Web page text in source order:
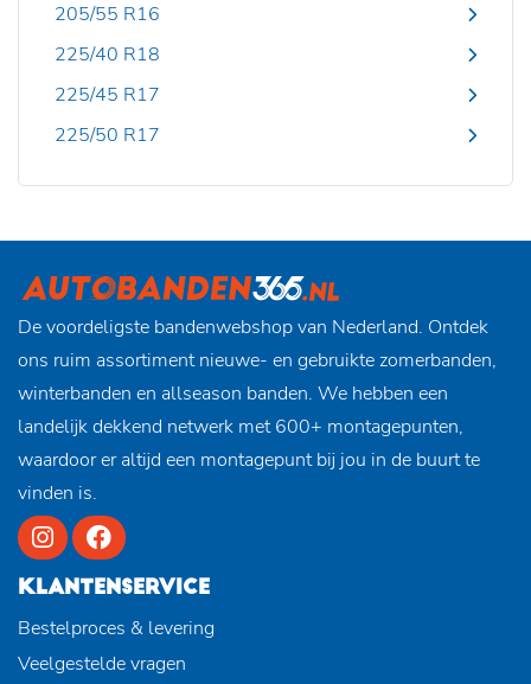
205/55 R16
225/40 R18
225/45 R17
225/50 R17
De voordeligste bandenwebshop van Nederland. Ontdek
ons ruim assortiment nieuwe- en gebruikte zomerbanden,
winterbanden en allseason banden. We hebben een
landelijk dekkend netwerk met 600+ montagepunten,
waardoor er altijd een montagepunt bij jou in de buurt te
vinden is.
KLANTENSERVICE
Bestelproces & levering
Veelgestelde vragen